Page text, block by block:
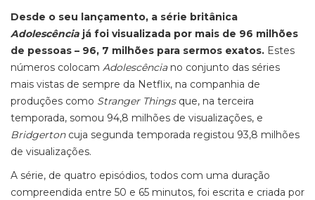
Desde o seu lançamento, a série britânica
Adolescência já foi visualizada por mais de 96 milhões
de pessoas – 96, 7 milhões para sermos exatos. Estes
números colocam Adolescência no conjunto das séries
mais vistas de sempre da Netflix, na companhia de
produções como Stranger Thingsque, na terceira
temporada, somou 94,8 milhões de visualizações, e
Bridgerton cuja segunda temporada registou 93,8 milhões
de visualizações.
A série, de quatro episódios, todos com uma duração
compreendida entre 50 e 65 minutos, foi escrita e criada por